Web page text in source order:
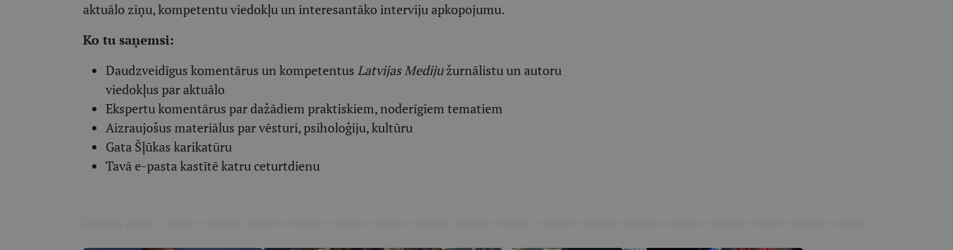
aktuālo ziņu, kompetentu viedokļu un interesantāko interviju apkopojumu.
Ko tu saņemsi:
Daudzveidīgus komentārus un kompetentus Latvijas Medijužurnālistu un autoru
viedokļus par aktuālo
Ekspertu komentārus par dažādiem praktiskiem, noderīgiem tematiem
Aizraujošus materiālus par vēsturi, psiholoģiju, kultūru
Gata Šļūkas karikatūru
Tavā e-pasta kastītē katru ceturtdienu